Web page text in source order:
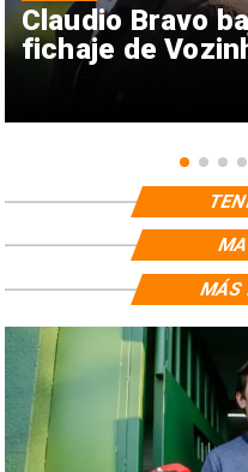
Claudio Bravo
fichaje de
MÁS